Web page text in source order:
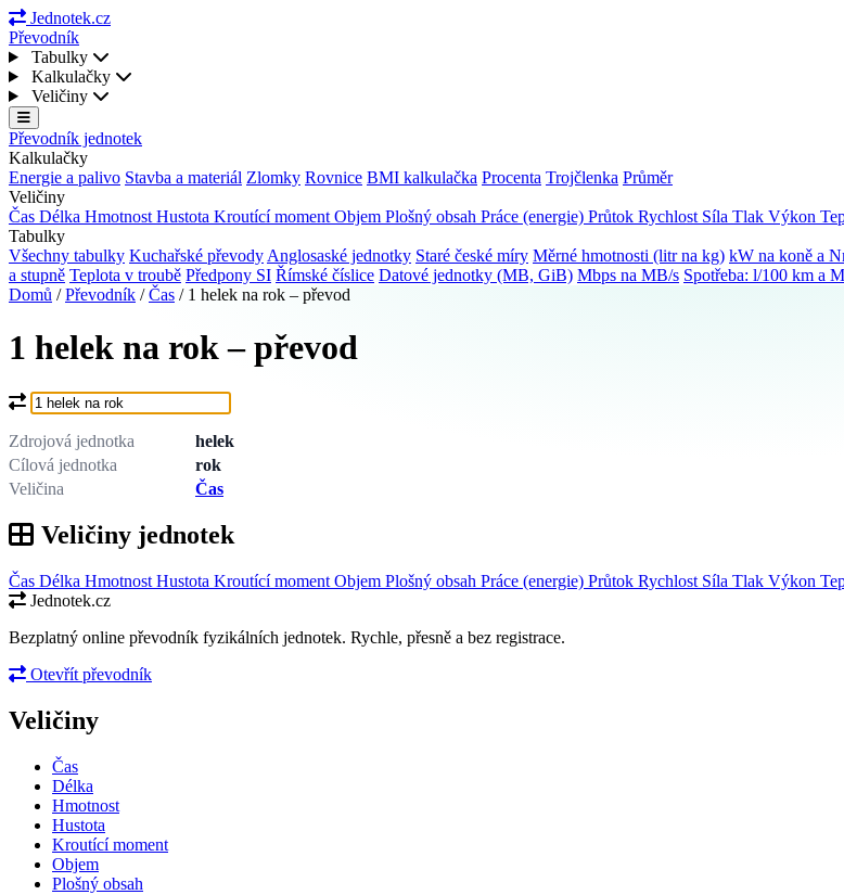
Jednotek.cz
Převodník
Tabulky
Kalkulačky
Veličiny
Převodník jednotek
Kalkulačky
Energie a palivo Stavba a materiál Zlomky Rovnice BMI kalkulačka Procenta Trojčlenka Průměr
Veličiny
Čas Délka Hmotnost Hustota Kroutící moment Objem Plošný obsah Práce (energie) Průtok Rychlost Síla Tlak Výkon
Tabulky
Všechny tabulky Kuchařské převody Anglosaské jednotky Staré české míry Měrné hmotnosti (litr na kg) kW na koně a
a stupně Teplota v troubě Předpony SI Římské číslice Datové jednotky (MB, GiB) Mbps na MB/s Spotřeba: l/100 km a
Domů / Převodník / Čas / 1 helek na rok – převod
1 helek na rok – převod
Co chcete převést?
Zdrojová jednotka
helek
Cílová jednotka
rok
Veličina
Čas
Veličiny jednotek
Čas Délka Hmotnost Hustota Kroutící moment Objem Plošný obsah Práce (energie) Průtok Rychlost Síla Tlak Výkon
Jednotek.cz
Bezplatný online převodník fyzikálních jednotek. Rychle, přesně a bez registrace.
Otevřít převodník
Veličiny
Čas
Délka
Hmotnost
Hustota
Kroutící moment
Objem
Plošný obsah